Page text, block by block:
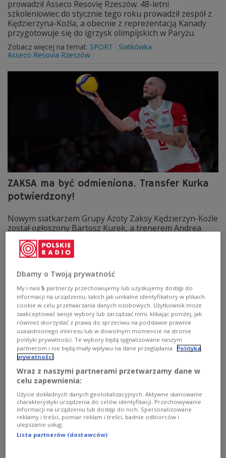
prowadził Asseco Resovię Rzeszów. 48-letni
szkoleniowiec do stycznie tego roku prowadził zespół z
Kędzierzyna-Koźla, a obecnie z reprezentacją Kanady
przygotowuje się do igrzysk olimpijskich w Paryżu.
Zobacz więcej na temat: SPORT
Siatkówka
Asseco Resovia Rzeszów
ZAKSA ma być odmieniona. Transfer Kurka
potwierdzony!
Nowym siatkarzem Grupy Azoty Zaksy Kędzierzyn-Koźle
został ogłoszony Bartosz Kurek, a trenerem Andrea
Giani. Włoski szkoleniowiec zastąpił Adama Swaczynę,
który przejął drużynę pod koniec stycznia.
Zobacz więcej na temat:
ZAKSA Kędzierzyn-Koźle
Siatkówka
Bogdanka zbroi się na puchary. Wielki
transfer w Lublinie
Reprezentant Holandii Bennie Tuinstra w najbliższym
sezonie bronić będzie barw drużyny siatkarzy
Dbamy o Twoją prywatność
My i nasi5 partnerzy przechowujemy lub uzyskujemy dostęp do
informacji na urządzeniu, takich jak unikalne identyfikatory w plikach
cookie w celu przetwarzania danych osobowych. Użytkownik może
zaakceptować swoje wybory lub zarządzać nimi, klikając poniżej, jak
również skorzystać z prawa do sprzeciwu na podstawie prawnie
uzasadnionego interesu lub w dowolnym momencie na stronie
polityki prywatności. Te wybory będą sygnalizowane naszym
partnerom i nie będą miały wpływu na dane przeglądania.
Polityka
prywatności
Wraz z naszymi partnerami przetwarzamy dane w
celu zapewnienia:
Użycie dokładnych danych geolokalizacyjnych. Aktywne skanowanie
charakterystyki urządzenia do celów identyfikacji. Przechowywanie
informacji na urządzeniu lub dostęp do nich. Spersonalizowane
reklamy i treści, pomiar reklam i treści, badnie odbiorców i
ulepszanie usług.
Lista partnerów (dostawców)